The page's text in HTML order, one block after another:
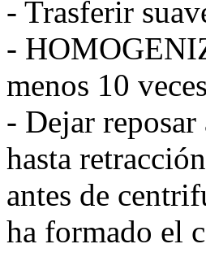
- Trasferir
-
menos 10
- Dejar
hasta
antes de
ha formado el